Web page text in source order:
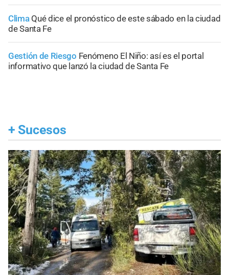
Clima Qué dice el pronóstico de este sábado en la ciudad
de Santa Fe
Gestión de Riesgo Fenómeno El Niño: así es el portal
informativo que lanzó la ciudad de Santa Fe
+ Sucesos